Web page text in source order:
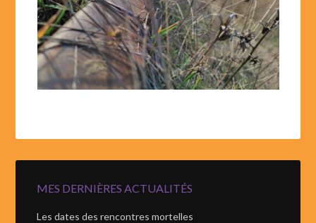
MES DERNIÈRES ACTUALITÉS
Les dates des rencontres mortelles